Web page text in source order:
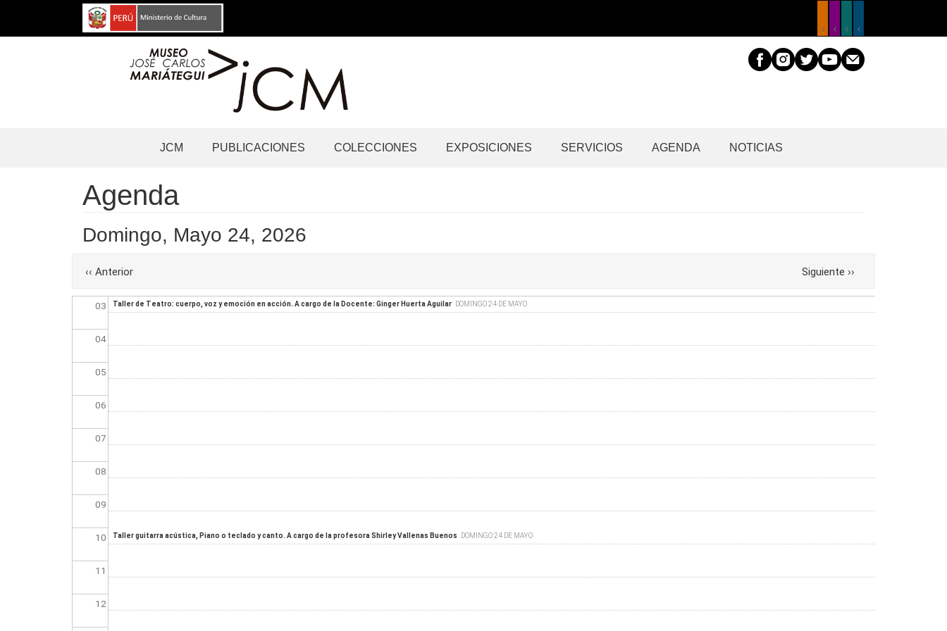
Navegación
JCM PUBLICACIONES COLECCIONES EXPOSICIONES SERVICIOS AGENDA NOTICIAS
Agenda
Domingo, Mayo 24, 2026
Paginación
‹‹ Anterior Siguiente ››
Before
01
02
03
04
05
06
07
08
09
10
11
12
Taller de Teatro: cuerpo, voz y emoción en acción. A cargo de la Docente: Ginger Huerta Aguilar DOMINGO 24 DE MAYO
Taller guitarra acústica, Piano o teclado y canto. A cargo de la profesora Shirley Vallenas Buenos DOMINGO 24 DE MAYO